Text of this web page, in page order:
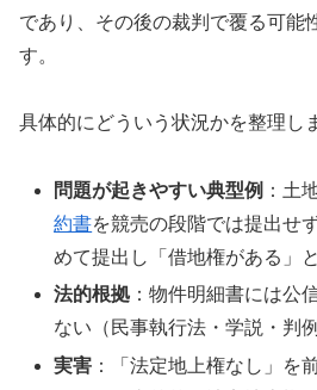
であり、その後の裁判で覆る可能
す。
具体的にどういう状況かを整理し
問題が起きやすい典型例 ：土
約書を競売の段階では提出せ
めて提出し「借地権がある」
法的根拠 ：物件明細書には公
ない（民事執行法・学説・判
実害 ：「法定地上権なし」を